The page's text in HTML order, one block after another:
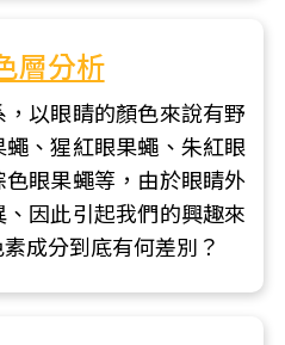
層分析
以眼睛的顏色來說有野
、猩紅眼果蠅、朱紅眼
眼果蠅等，由於眼睛外
因此引起我們的興趣來
成分到底有何差別？